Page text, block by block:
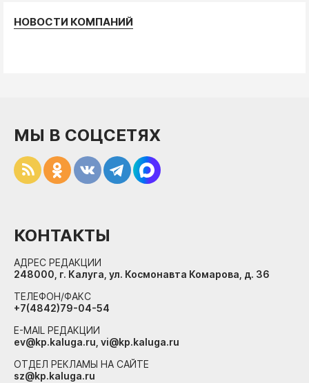
НОВОСТИ КОМПАНИЙ
МЫ В СОЦСЕТЯХ
КОНТАКТЫ
АДРЕС РЕДАКЦИИ
248000, г. Калуга, ул. Космонавта Комарова, д. 36
ТЕЛЕФОН/ФАКС
+7(4842)79-04-54
E-MAIL РЕДАКЦИИ
ev@kp.kaluga.ru, vi@kp.kaluga.ru
ОТДЕЛ РЕКЛАМЫ НА САЙТЕ
sz@kp.kaluga.ru